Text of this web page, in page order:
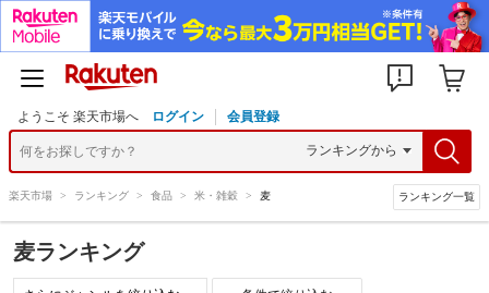
ようこそ 楽天市場へ ログイン 会員登録
楽天市場 > ランキング > 食品 > 米・雑穀 > 麦 ランキング一覧
麦ランキング